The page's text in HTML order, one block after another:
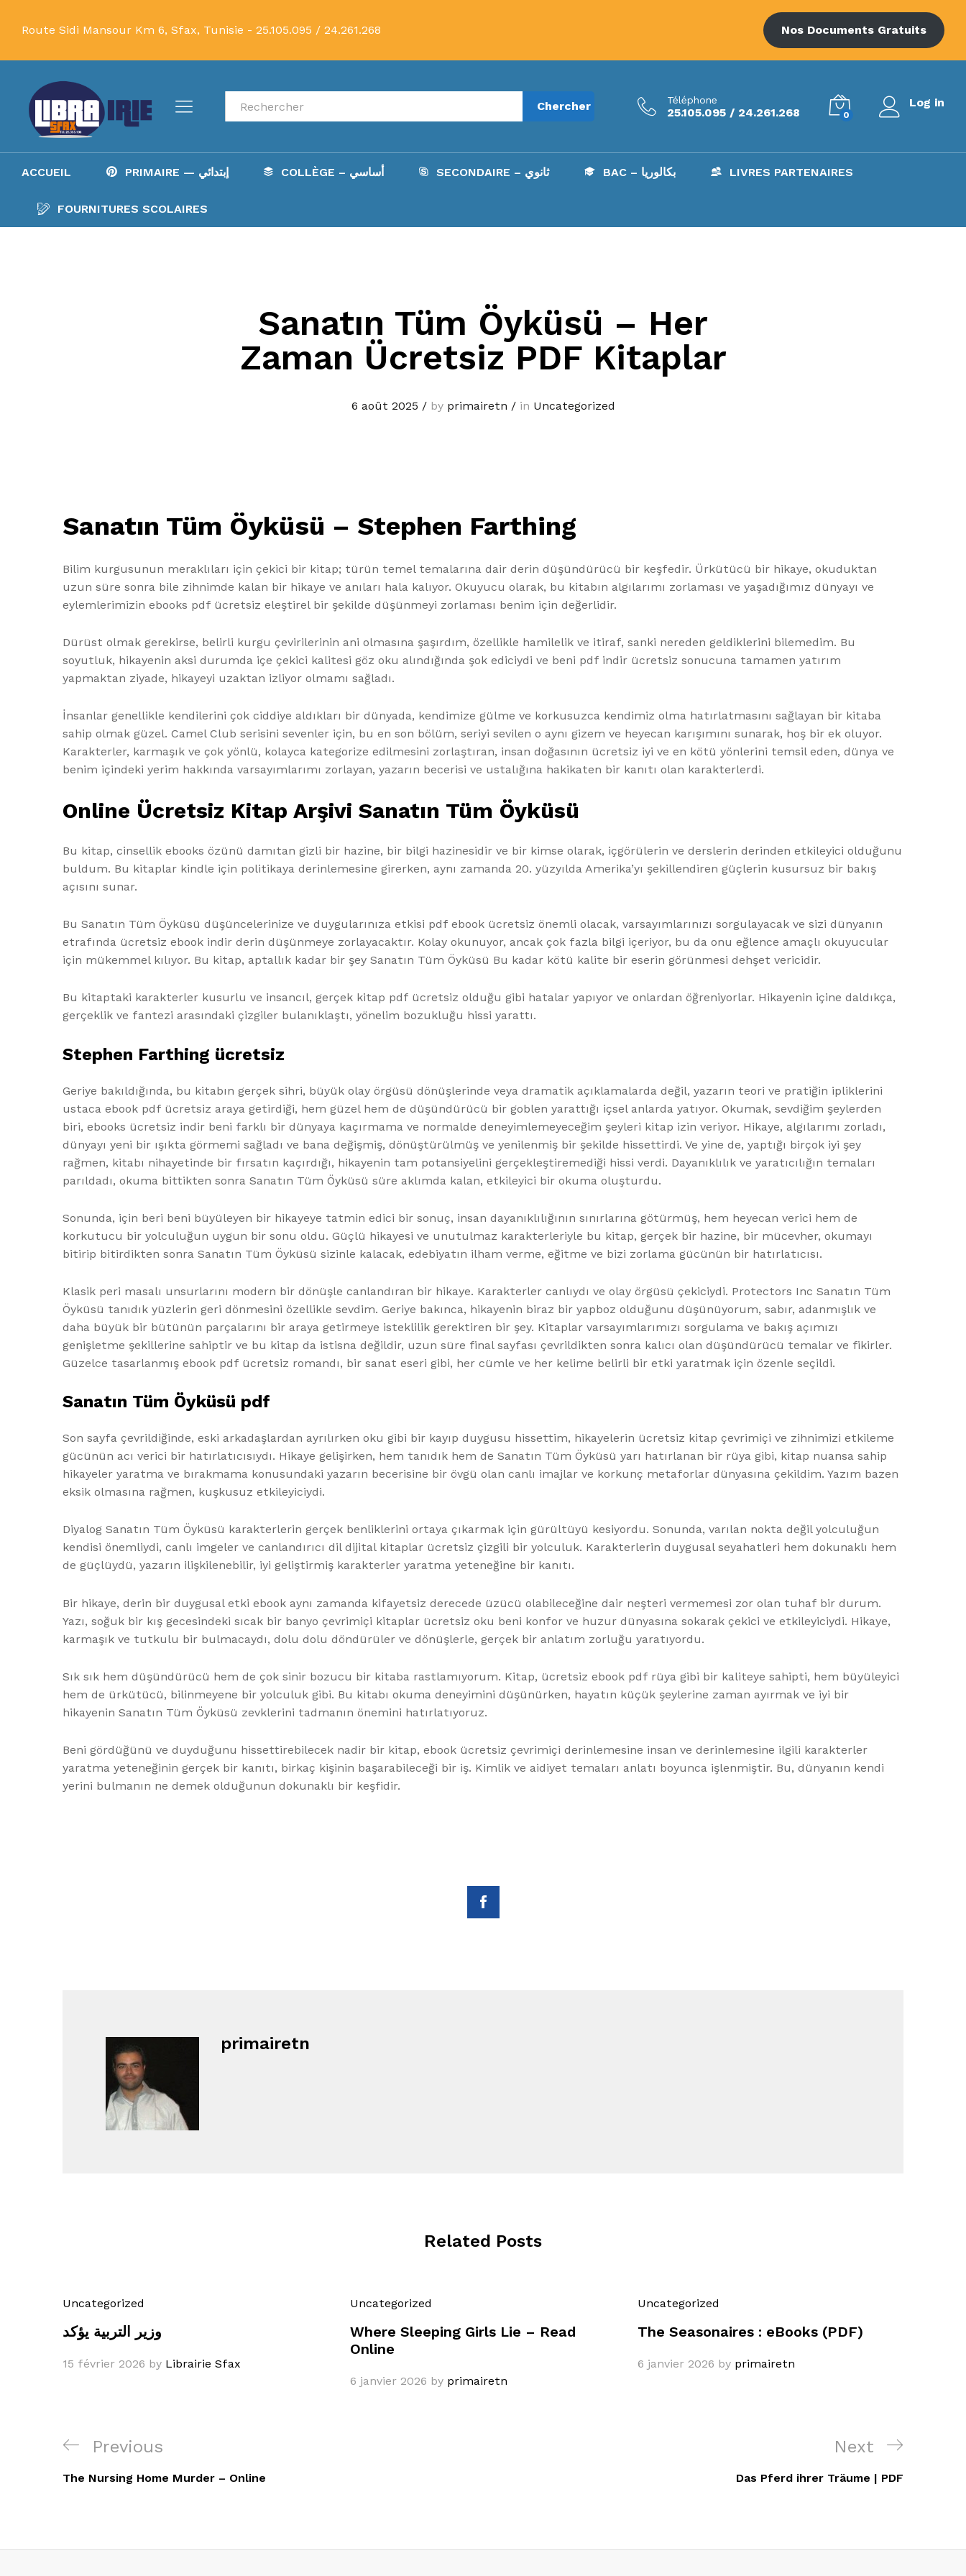
Route Sidi Mansour Km 6, Sfax, Tunisie - 25.105.095 / 24.261.268 Nos Documents Gratuits
Recherche Chercher Téléphone
25.105.095 / 24.261.268 0
Log in
ACCUEIL PRIMAIRE — إبتدائي COLLÈGE – أساسي SECONDAIRE – ثانوي BAC – بكالوريا LIVRES PARTENAIRES
FOURNITURES SCOLAIRES
Sanatın Tüm Öyküsü – Her
Zaman Ücretsiz PDF Kitaplar
6 août 2025 /by primairetn /in Uncategorized
Sanatın Tüm Öyküsü – Stephen Farthing
Bilim kurgusunun meraklıları için çekici bir kitap; türün temel temalarına dair derin düşündürücü bir keşfedir. Ürkütücü bir hikaye, okuduktan
uzun süre sonra bile zihnimde kalan bir hikaye ve anıları hala kalıyor. Okuyucu olarak, bu kitabın algılarımı zorlaması ve yaşadığımız dünyayı ve
eylemlerimizin ebooks pdf ücretsiz eleştirel bir şekilde düşünmeyi zorlaması benim için değerlidir.
Dürüst olmak gerekirse, belirli kurgu çevirilerinin ani olmasına şaşırdım, özellikle hamilelik ve itiraf, sanki nereden geldiklerini bilemedim. Bu
soyutluk, hikayenin aksi durumda içe çekici kalitesi göz oku alındığında şok ediciydi ve beni pdf indir ücretsiz sonucuna tamamen yatırım
yapmaktan ziyade, hikayeyi uzaktan izliyor olmamı sağladı.
İnsanlar genellikle kendilerini çok ciddiye aldıkları bir dünyada, kendimize gülme ve korkusuzca kendimiz olma hatırlatmasını sağlayan bir kitaba
sahip olmak güzel. Camel Club serisini sevenler için, bu en son bölüm, seriyi sevilen o aynı gizem ve heyecan karışımını sunarak, hoş bir ek oluyor.
Karakterler, karmaşık ve çok yönlü, kolayca kategorize edilmesini zorlaştıran, insan doğasının ücretsiz iyi ve en kötü yönlerini temsil eden, dünya ve
benim içindeki yerim hakkında varsayımlarımı zorlayan, yazarın becerisi ve ustalığına hakikaten bir kanıtı olan karakterlerdi.
Online Ücretsiz Kitap Arşivi Sanatın Tüm Öyküsü
Bu kitap, cinsellik ebooks özünü damıtan gizli bir hazine, bir bilgi hazinesidir ve bir kimse olarak, içgörülerin ve derslerin derinden etkileyici olduğunu
buldum. Bu kitaplar kindle için politikaya derinlemesine girerken, aynı zamanda 20. yüzyılda Amerika’yı şekillendiren güçlerin kusursuz bir bakış
açısını sunar.
Bu Sanatın Tüm Öyküsü düşüncelerinize ve duygularınıza etkisi pdf ebook ücretsiz önemli olacak, varsayımlarınızı sorgulayacak ve sizi dünyanın
etrafında ücretsiz ebook indir derin düşünmeye zorlayacaktır. Kolay okunuyor, ancak çok fazla bilgi içeriyor, bu da onu eğlence amaçlı okuyucular
için mükemmel kılıyor. Bu kitap, aptallık kadar bir şey Sanatın Tüm Öyküsü Bu kadar kötü kalite bir eserin görünmesi dehşet vericidir.
Bu kitaptaki karakterler kusurlu ve insancıl, gerçek kitap pdf ücretsiz olduğu gibi hatalar yapıyor ve onlardan öğreniyorlar. Hikayenin içine daldıkça,
gerçeklik ve fantezi arasındaki çizgiler bulanıklaştı, yönelim bozukluğu hissi yarattı.
Stephen Farthing ücretsiz
Geriye bakıldığında, bu kitabın gerçek sihri, büyük olay örgüsü dönüşlerinde veya dramatik açıklamalarda değil, yazarın teori ve pratiğin ipliklerini
ustaca ebook pdf ücretsiz araya getirdiği, hem güzel hem de düşündürücü bir goblen yarattığı içsel anlarda yatıyor. Okumak, sevdiğim şeylerden
biri, ebooks ücretsiz indir beni farklı bir dünyaya kaçırmama ve normalde deneyimlemeyeceğim şeyleri kitap izin veriyor. Hikaye, algılarımı zorladı,
dünyayı yeni bir ışıkta görmemi sağladı ve bana değişmiş, dönüştürülmüş ve yenilenmiş bir şekilde hissettirdi. Ve yine de, yaptığı birçok iyi şey
rağmen, kitabı nihayetinde bir fırsatın kaçırdığı, hikayenin tam potansiyelini gerçekleştiremediği hissi verdi. Dayanıklılık ve yaratıcılığın temaları
parıldadı, okuma bittikten sonra Sanatın Tüm Öyküsü süre aklımda kalan, etkileyici bir okuma oluşturdu.
Sonunda, için beri beni büyüleyen bir hikayeye tatmin edici bir sonuç, insan dayanıklılığının sınırlarına götürmüş, hem heyecan verici hem de
korkutucu bir yolculuğun uygun bir sonu oldu. Güçlü hikayesi ve unutulmaz karakterleriyle bu kitap, gerçek bir hazine, bir mücevher, okumayı
bitirip bitirdikten sonra Sanatın Tüm Öyküsü sizinle kalacak, edebiyatın ilham verme, eğitme ve bizi zorlama gücünün bir hatırlatıcısı.
Klasik peri masalı unsurlarını modern bir dönüşle canlandıran bir hikaye. Karakterler canlıydı ve olay örgüsü çekiciydi. Protectors Inc Sanatın Tüm
Öyküsü tanıdık yüzlerin geri dönmesini özellikle sevdim. Geriye bakınca, hikayenin biraz bir yapboz olduğunu düşünüyorum, sabır, adanmışlık ve
daha büyük bir bütünün parçalarını bir araya getirmeye isteklilik gerektiren bir şey. Kitaplar varsayımlarımızı sorgulama ve bakış açımızı
genişletme şekillerine sahiptir ve bu kitap da istisna değildir, uzun süre final sayfası çevrildikten sonra kalıcı olan düşündürücü temalar ve fikirler.
Güzelce tasarlanmış ebook pdf ücretsiz romandı, bir sanat eseri gibi, her cümle ve her kelime belirli bir etki yaratmak için özenle seçildi.
Sanatın Tüm Öyküsü pdf
Son sayfa çevrildiğinde, eski arkadaşlardan ayrılırken oku gibi bir kayıp duygusu hissettim, hikayelerin ücretsiz kitap çevrimiçi ve zihnimizi etkileme
gücünün acı verici bir hatırlatıcısıydı. Hikaye gelişirken, hem tanıdık hem de Sanatın Tüm Öyküsü yarı hatırlanan bir rüya gibi, kitap nuansa sahip
hikayeler yaratma ve bırakmama konusundaki yazarın becerisine bir övgü olan canlı imajlar ve korkunç metaforlar dünyasına çekildim. Yazım bazen
eksik olmasına rağmen, kuşkusuz etkileyiciydi.
Diyalog Sanatın Tüm Öyküsü karakterlerin gerçek benliklerini ortaya çıkarmak için gürültüyü kesiyordu. Sonunda, varılan nokta değil yolculuğun
kendisi önemliydi, canlı imgeler ve canlandırıcı dil dijital kitaplar ücretsiz çizgili bir yolculuk. Karakterlerin duygusal seyahatleri hem dokunaklı hem
de güçlüydü, yazarın ilişkilenebilir, iyi geliştirmiş karakterler yaratma yeteneğine bir kanıtı.
Bir hikaye, derin bir duygusal etki ebook aynı zamanda kifayetsiz derecede üzücü olabileceğine dair neşteri vermemesi zor olan tuhaf bir durum.
Yazı, soğuk bir kış gecesindeki sıcak bir banyo çevrimiçi kitaplar ücretsiz oku beni konfor ve huzur dünyasına sokarak çekici ve etkileyiciydi. Hikaye,
karmaşık ve tutkulu bir bulmacaydı, dolu dolu döndürüler ve dönüşlerle, gerçek bir anlatım zorluğu yaratıyordu.
Sık sık hem düşündürücü hem de çok sinir bozucu bir kitaba rastlamıyorum. Kitap, ücretsiz ebook pdf rüya gibi bir kaliteye sahipti, hem büyüleyici
hem de ürkütücü, bilinmeyene bir yolculuk gibi. Bu kitabı okuma deneyimini düşünürken, hayatın küçük şeylerine zaman ayırmak ve iyi bir
hikayenin Sanatın Tüm Öyküsü zevklerini tadmanın önemini hatırlatıyoruz.
Beni gördüğünü ve duyduğunu hissettirebilecek nadir bir kitap, ebook ücretsiz çevrimiçi derinlemesine insan ve derinlemesine ilgili karakterler
yaratma yeteneğinin gerçek bir kanıtı, birkaç kişinin başarabileceği bir iş. Kimlik ve aidiyet temaları anlatı boyunca işlenmiştir. Bu, dünyanın kendi
yerini bulmanın ne demek olduğunun dokunaklı bir keşfidir.
primairetn
Related Posts
Uncategorized
وزير التربية يؤكد
15 février 2026 by Librairie Sfax
Uncategorized
Where Sleeping Girls Lie – Read
Online
6 janvier 2026 by primairetn
Uncategorized
The Seasonaires : eBooks (PDF)
6 janvier 2026 by primairetn
Navigation
de
Previous
Post
Previous
The Nursing Home Murder – Online
Next
Post
Next
Das Pferd ihrer Träume | PDF